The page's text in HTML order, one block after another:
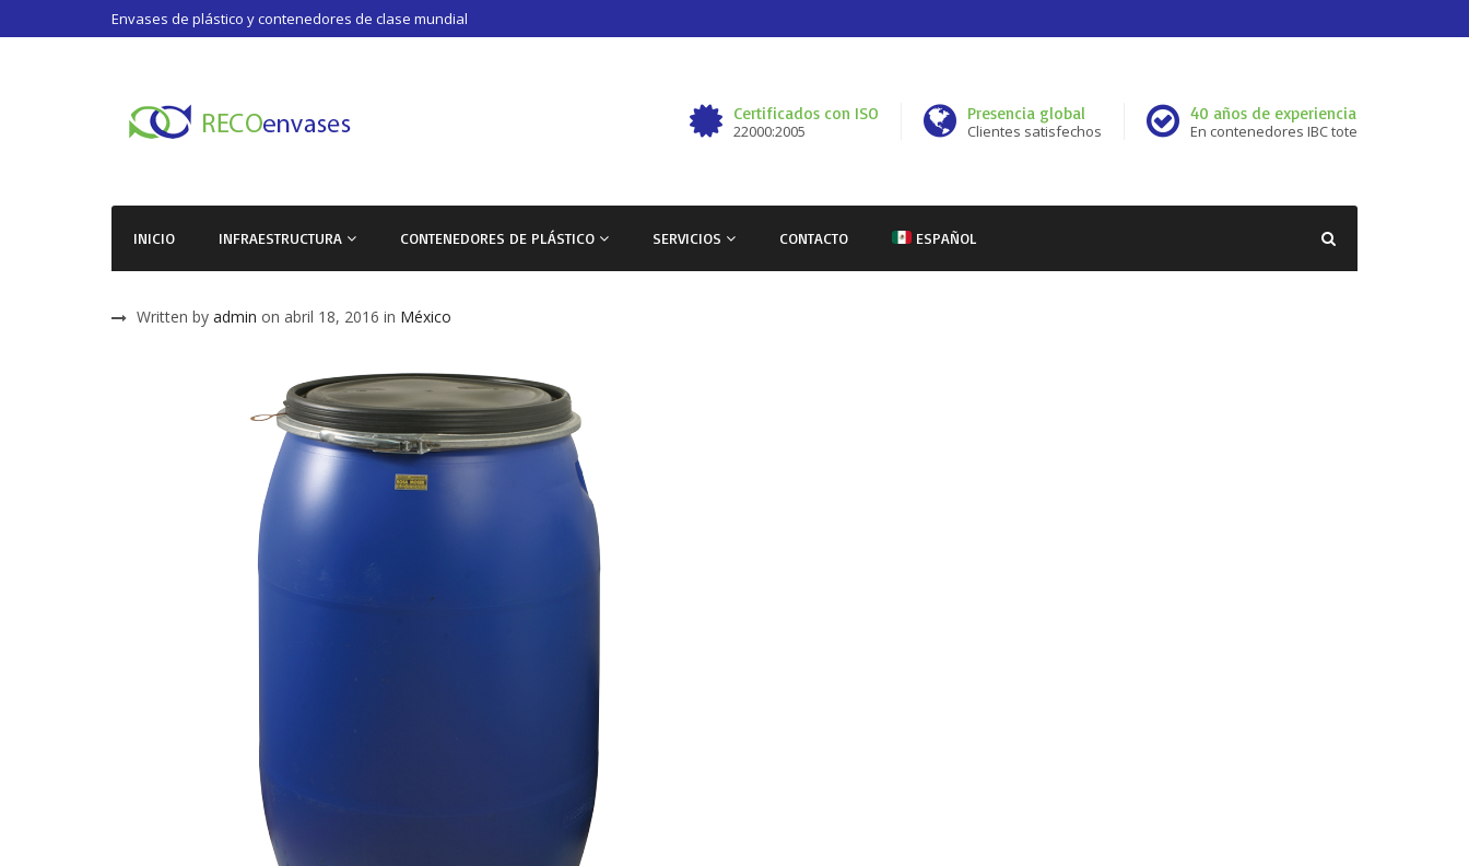
Envases de plástico y contenedores de clase mundial
Certificados con ISO
22000:2005
Presencia global
Clientes satisfechos
40 años de experiencia
En contenedores IBC tote
INICIO INFRAESTRUCTURA CONTENEDORES DE PLÁSTICO SERVICIOS CONTACTO ESPAÑOL
Written by admin on abril 18, 2016 in México